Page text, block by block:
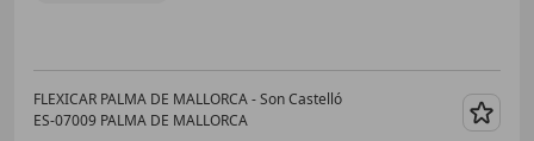
FLEXICAR PALMA DE MALLORCA - Son Castelló
ES-07009 PALMA DE MALLORCA